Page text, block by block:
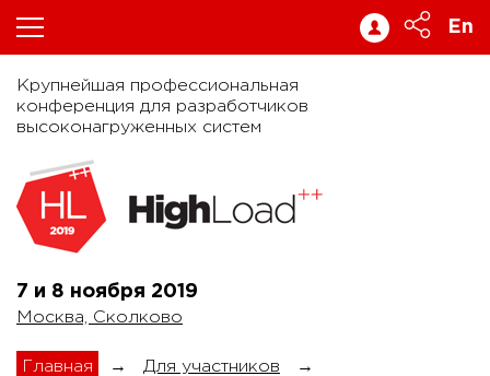
En
Крупнейшая профессиональная
конференция для разработчиков
высоконагруженных систем
7 и 8 ноября 2019
Москва, Сколково
Главная → Для участников →